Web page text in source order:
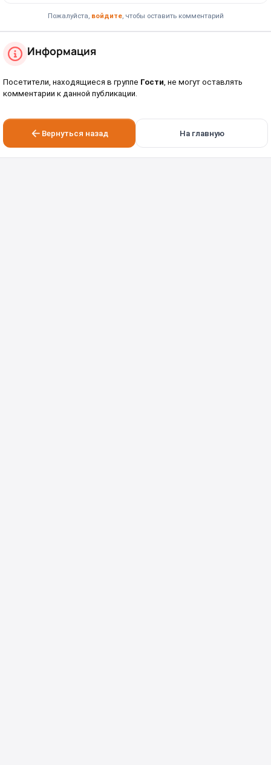
Пожалуйста, войдите, чтобы оставить комментарий
Информация
Посетители, находящиеся в группе Гости , не могут оставлять
комментарии к данной публикации.
Вернуться назад На главную